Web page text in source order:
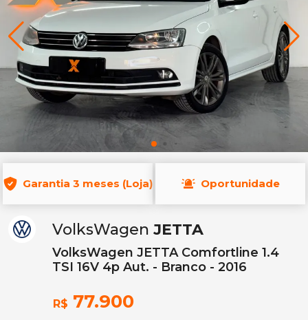
Garantia 3 meses (Loja) Oportunidade
VolksWagen JETTA
VolksWagen JETTA Comfortline 1.4
TSI 16V 4p Aut. - Branco - 2016
R$ 77.900